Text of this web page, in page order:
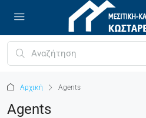
Αρχική Agents
Agents